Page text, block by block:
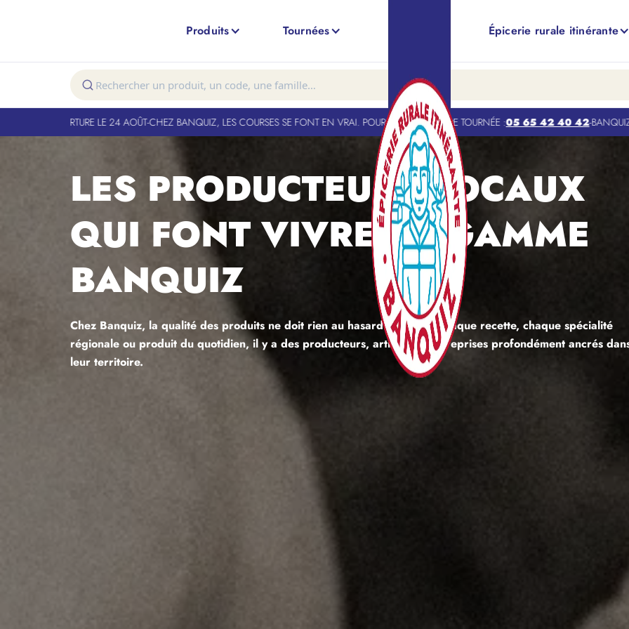
Produits Tournées Épicerie rurale itinérante
CHEZ BANQUIZ, LES COURSES SE FONT EN VRAI. POUR TROUVER VOTRE TOURNÉE :05 65 42 40 42 BANQUIZ EST ACTUELLEMENT FERMÉ.
LES PRODUCTEURS LOCAUX
QUI FONT VIVRE LA GAMME
BANQUIZ
Chez Banquiz, la qualité des produits ne doit rien au hasard. Derrière chaque recette, chaque spécialité
régionale ou produit du quotidien, il y a des producteurs, artisans et entreprises profondément ancrés
leur territoire.